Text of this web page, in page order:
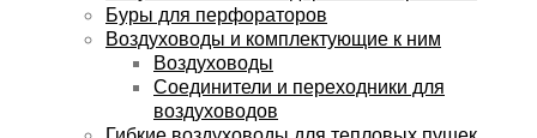
Буры для перфораторов
Воздуховоды и комплектующие к ним
Воздуховоды
Соединители и переходники для
воздуховодов